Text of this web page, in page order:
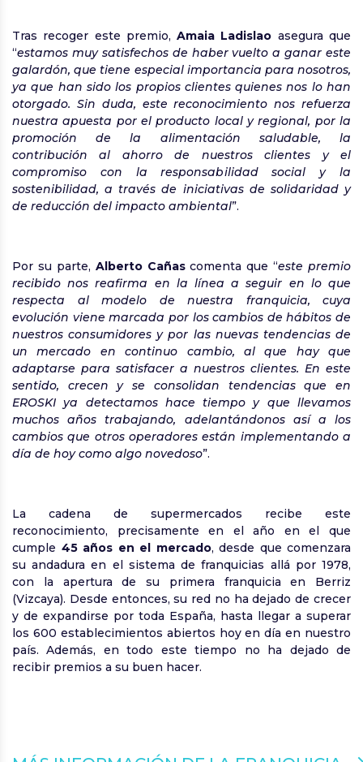
Tras recoger este premio,Amaia Ladislao asegura que
“estamos muy satisfechos de haber vuelto a ganar este
galardón, que tiene especial importancia para nosotros,
ya que han sido los propios clientes quienes nos lo han
otorgado. Sin duda, este reconocimiento nos refuerza
nuestra apuesta por el producto local y regional, por la
promoción de la alimentación saludable, la
contribución al ahorro de nuestros clientes y el
compromiso con la responsabilidad social y la
sostenibilidad, a través de iniciativas de solidaridad y
de reducción del impacto ambiental”.
Por su parte, Alberto Cañascomenta que “este premio
recibido nos reafirma en la línea a seguir en lo que
respecta al modelo de nuestra franquicia, cuya
evolución viene marcada por los cambios de hábitos de
nuestros consumidores y por las nuevas tendencias de
un mercado en continuo cambio, al que hay que
adaptarse para satisfacer a nuestros clientes. En este
sentido, crecen y se consolidan tendencias que en
EROSKI ya detectamos hace tiempo y que llevamos
muchos años trabajando, adelantándonos así a los
cambios que otros operadores están implementando a
día de hoy como algo novedoso”.
La cadena de supermercados recibe este
reconocimiento, precisamente en el año en el que
cumple 45 años en el mercado, desde que comenzara
su andadura en el sistema de franquicias allá por 1978,
con la apertura de su primera franquicia en Berriz
(Vizcaya). Desde entonces, su red no ha dejado de crecer
y de expandirse por toda España, hasta llegar a superar
los 600 establecimientos abiertos hoy en día en nuestro
país. Además, en todo este tiempo no ha dejado de
recibir premios a su buen hacer.